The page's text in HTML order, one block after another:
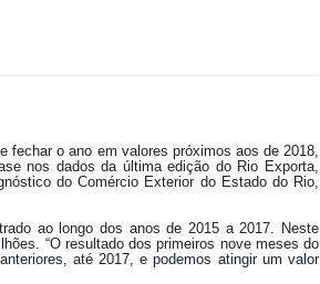
fechar o ano em valores próximos aos de 2018,
nos dados da última edição do Rio Exporta,
do Comércio Exterior do Estado do Rio,
ao longo dos anos de 2015 a 2017. Neste
“O resultado dos primeiros nove meses do
até 2017, e podemos atingir um valor